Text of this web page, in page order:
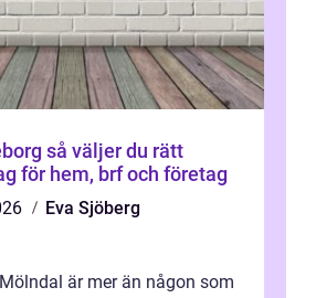
du rätt
för hem, brf och företag
Eva Sjöberg
är mer än någon som